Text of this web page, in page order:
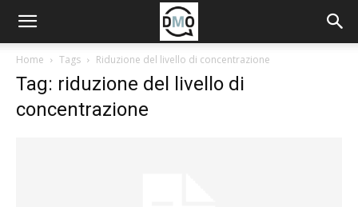
Home Tags Riduzione del livello di concentrazione
Tag: riduzione del livello di
concentrazione